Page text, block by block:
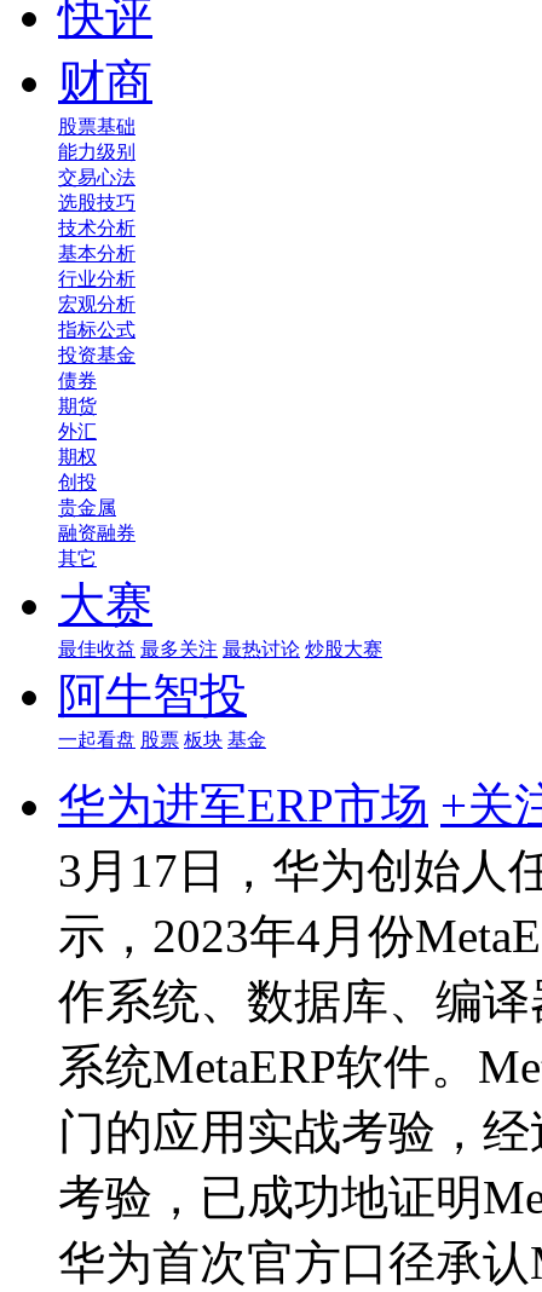
快评
财商
股票基础
能力级别
交易心法
选股技巧
技术分析
基本分析
行业分析
宏观分析
指标公式
投资基金
债券
期货
外汇
期权
创投
贵金属
融资融券
其它
大赛
最佳收益 最多关注 最热讨论 炒股大赛
阿牛智投
一起看盘 股票 板块 基金
华为进军ERP市场 +关
3月17日，华为创始人
示，2023年4月份
作系统、数据库、编
系统MetaERP软件。
门的应用实战考验，
考验，已成功地证明
华为首次官方口径承